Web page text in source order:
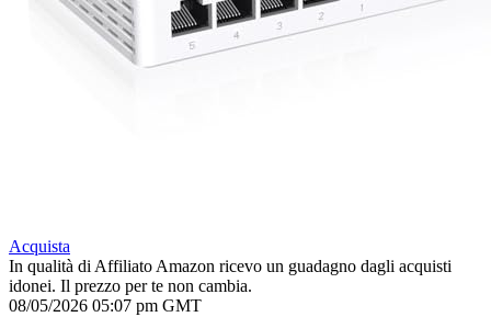
Acquista
In qualità di Affiliato Amazon ricevo un guadagno dagli acquisti
idonei. Il prezzo per te non cambia.
08/05/2026 05:07 pm GMT